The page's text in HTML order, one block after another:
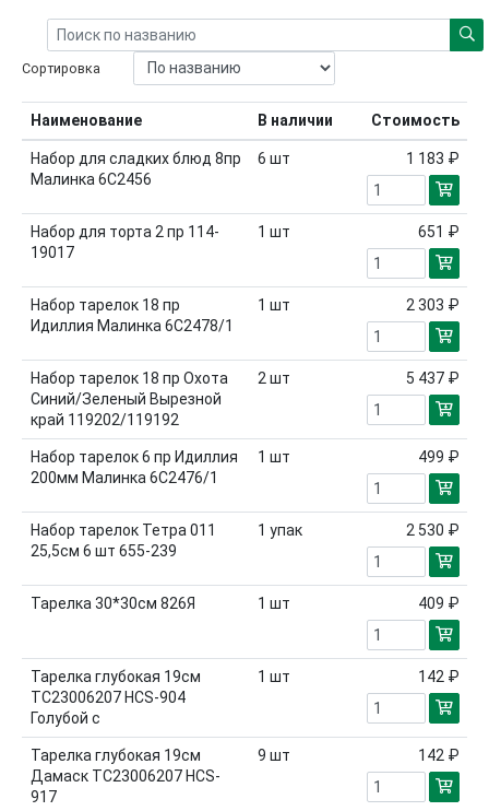
Сортировка
Наименование В наличии Стоимость
Набор для сладких блюд 8пр
Малинка 6С2456
6 шт 1 183 ₽
Набор для торта 2 пр 114-
19017
1 шт 651 ₽
Набор тарелок 18 пр
Идиллия Малинка 6С2478/1
1 шт 2 303 ₽
Набор тарелок 18 пр Охота
Синий/Зеленый Вырезной
край 119202/119192
2 шт 5 437 ₽
Набор тарелок 6 пр Идиллия
200мм Малинка 6С2476/1
1 шт 499 ₽
Набор тарелок Тетра 011
25,5см 6 шт 655-239
1 упак 2 530 ₽
Тарелка 30*30см 826Я 1 шт 409 ₽
Тарелка глубокая 19см
TC23006207 HCS-904
Голубой с
1 шт 142 ₽
Тарелка глубокая 19см
Дамаск TC23006207 HCS-
917
9 шт 142 ₽